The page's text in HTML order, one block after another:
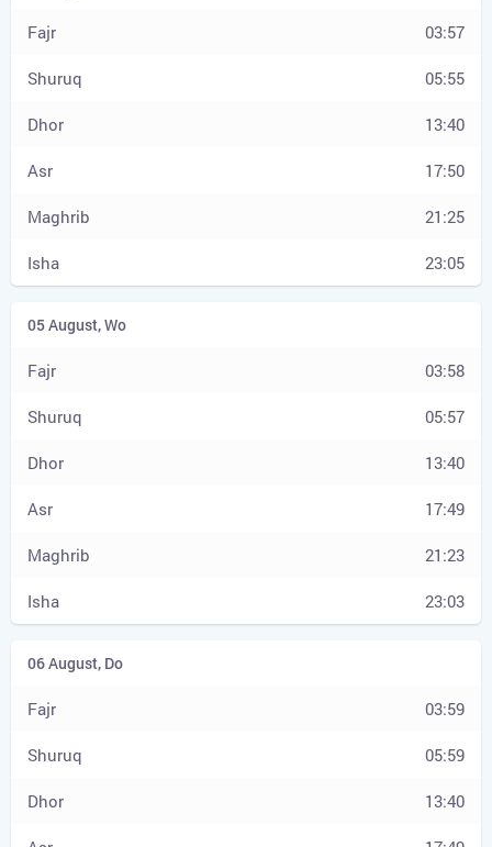
03:57
05:55
13:40
17:50
21:25
23:05
03:58
05:57
13:40
17:49
21:23
23:03
03:59
05:59
13:40